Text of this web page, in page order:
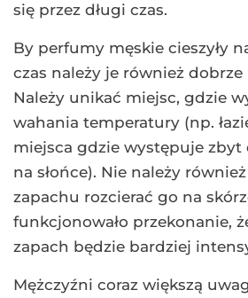
się przez długi czas.
By perfumy męskie cieszyły
czas należy je również
Należy unikać miejsc, gdzie
wahania temperatury (np.
miejsca gdzie występuje zbyt
na słońce). Nie należy
zapachu rozcierać go na
funkcjonowało przekonanie,
zapach będzie bardziej
Mężczyźni coraz większą